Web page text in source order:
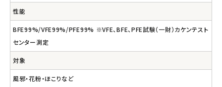
性能
BFE99%/VFE99%/PFE99% ※VFE、BFE、PFE試験（一財）カケンテスト
センター測定
対象
風邪・花粉・ほこりなど